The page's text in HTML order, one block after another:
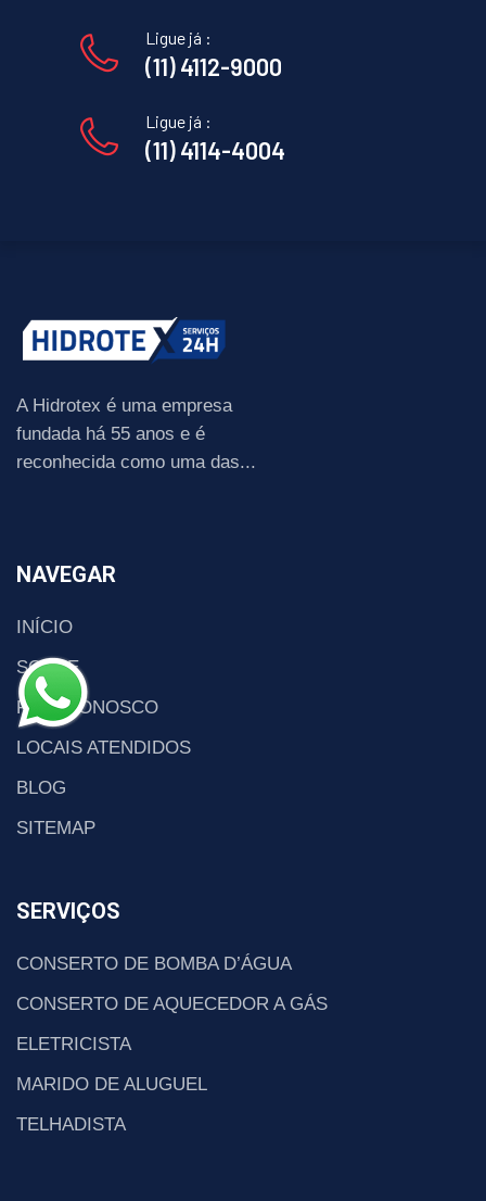
Ligue já :
(11) 4112-9000
Ligue já :
(11) 4114-4004
A Hidrotex é uma empresa
fundada há 55 anos e é
reconhecida como uma das...
NAVEGAR
INÍCIO
SOBRE
FALE CONOSCO
LOCAIS ATENDIDOS
BLOG
SITEMAP
SERVIÇOS
CONSERTO DE BOMBA D’ÁGUA
CONSERTO DE AQUECEDOR A GÁS
ELETRICISTA
MARIDO DE ALUGUEL
TELHADISTA